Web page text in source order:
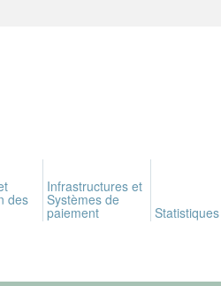
des
Infrastructures et
Systèmes de
paiement Statistiques